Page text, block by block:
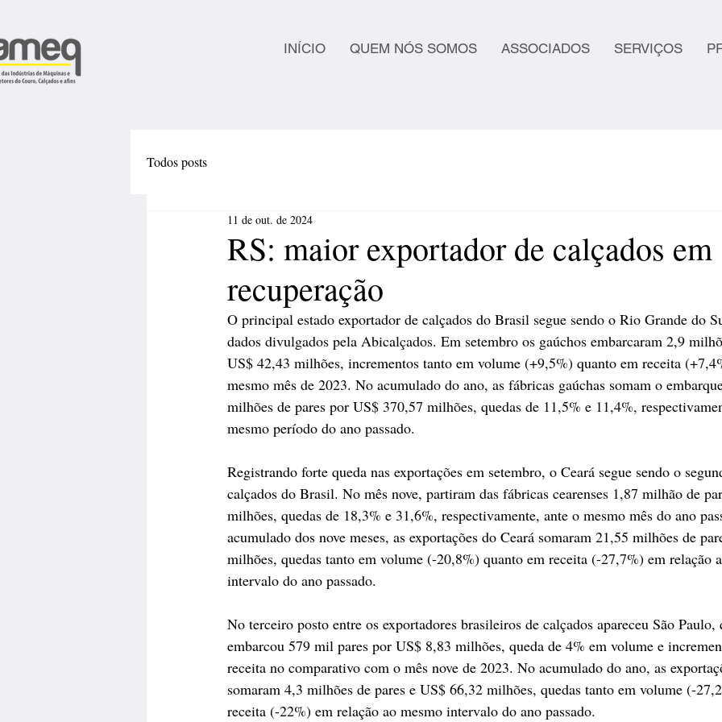
INÍCIO QUEM NÓS SOMOS ASSOCIADOS SERVIÇOS
Todos posts
RS: maior exportador de calçados em
recuperação
11 de out. de 2024
O principal estado exportador de calçados do Brasil segue sendo o Rio Grande do
dados divulgados pela Abicalçados. Em setembro os gaúchos embarcaram 2,9
US$ 42,43 milhões, incrementos tanto em volume (+9,5%) quanto em receita
mesmo mês de 2023. No acumulado do ano, as fábricas gaúchas somam o
milhões de pares por US$ 370,57 milhões, quedas de 11,5% e 11,4%,
mesmo período do ano passado.
Registrando forte queda nas exportações em setembro, o Ceará segue sendo o
calçados do Brasil. No mês nove, partiram das fábricas cearenses 1,87 milhão de
milhões, quedas de 18,3% e 31,6%, respectivamente, ante o mesmo mês do ano
acumulado dos nove meses, as exportações do Ceará somaram 21,55 milhões de
milhões, quedas tanto em volume (-20,8%) quanto em receita (-27,7%) em relação
intervalo do ano passado.
No terceiro posto entre os exportadores brasileiros de calçados apareceu São
embarcou 579 mil pares por US$ 8,83 milhões, queda de 4% em volume e
receita no comparativo com o mês nove de 2023. No acumulado do ano, as
somaram 4,3 milhões de pares e US$ 66,32 milhões, quedas tanto em volume (-
receita (-22%) em relação ao mesmo intervalo do ano passado.